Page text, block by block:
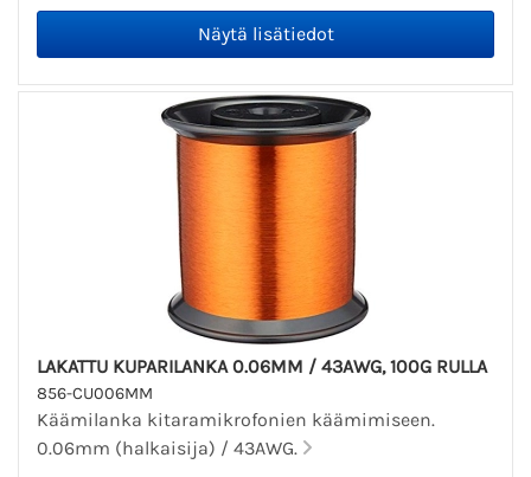
LAKATTU KUPARILANKA 0.06MM / 43AWG, 100G RULLA
856-CU006MM
Käämilanka kitaramikrofonien käämimiseen.
0.06mm (halkaisija) / 43AWG.